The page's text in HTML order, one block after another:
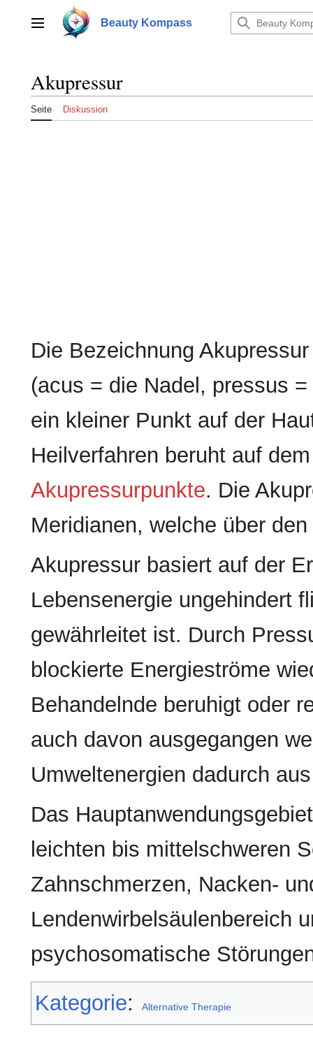
springenHauptmenü Beauty Kompass
Akupressur
Seite Diskussion
Die Bezeichnung
(acus = die Nadel, pressus
ein kleiner Punkt auf der
Heilverfahren beruht auf
Akupressurpunkte. Die
Meridianen, welche über
Akupressur basiert auf der
Lebensenergie ungehindert
gewährleitet ist. Durch
blockierte Energieströme
Behandelnde beruhigt oder
auch davon ausgegangen
Umweltenergien dadurch
Das
leichten bis mittelschweren
Zahnschmerzen, Nacken-
Lendenwirbelsäulenbereich
psychosomatische
Kategorie: Alternative Therapie